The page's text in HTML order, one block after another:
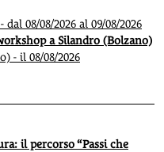
08/08/2026 al 09/08/2026
a Silandro (Bolzano)
- il 08/08/2026
il percorso “Passi che